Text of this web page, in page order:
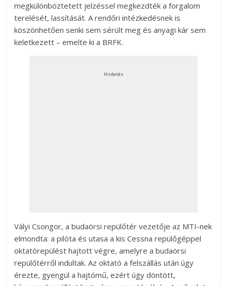
megkülönböztetett jelzéssel megkezdték a forgalom
terelését, lassítását. A rendőri intézkedésnek is
köszönhetően senki sem sérült meg és anyagi kár sem
keletkezett – emelte ki a BRFK.
Hirdetés
Vályi Csongor, a budaörsi repülőtér vezetője az MTI-nek
elmondta: a pilóta és utasa a kis Cessna repülőgéppel
oktatórepülést hajtott végre, amelyre a budaörsi
repülőtérről indultak. Az oktató a felszállás után úgy
érezte, gyengül a hajtómű, ezért úgy döntött,